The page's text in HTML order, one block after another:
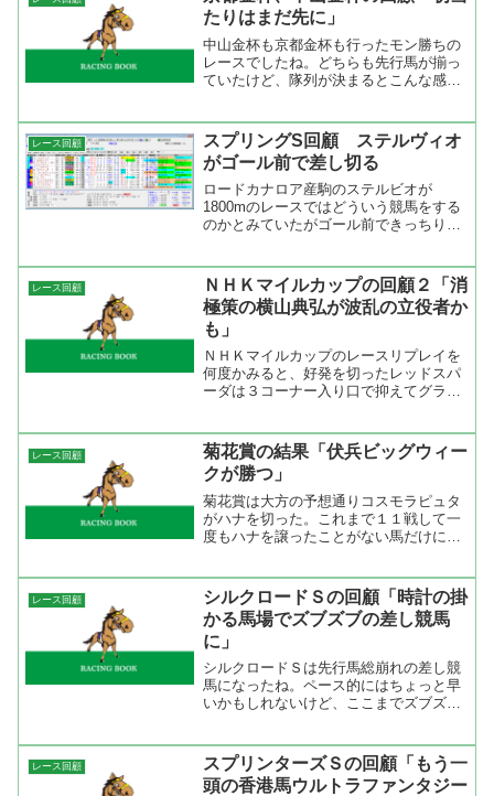
しいレースでしたね。レー...
たりはまだ先に」
中山金杯も京都金杯も行ったモン勝ちの
レースでしたね。どちらも先行馬が揃っ
ていたけど、隊列が決まるとこんな感じ
いなかった。初当たりは出なかったけど
本命馬の狙い方は悪くない...
レース回顧
スプリングS回顧 ステルヴィオ
がゴール前で差し切る
ロードカナロア産駒のステルビオが
1800mのレースではどういう競馬をする
のかとみていたがゴール前できっちり差
たのはコスモイグナーツ。この馬を行か
せてエポカドーロは2番手...
レース回顧
ＮＨＫマイルカップの回顧２「消
極策の横山典弘が波乱の立役者か
も」
ＮＨＫマイルカップのレースリプレイを
何度かみると、好発を切ったレッドスパ
ーダは３コーナー入り口で抑えてグラン
しれないが、レッドスパーダが控えたお
かげでその前にいるグラン...
レース回顧
菊花賞の結果「伏兵ビッグウィー
クが勝つ」
菊花賞は大方の予想通りコスモラピュタ
がハナを切った。これまで１１戦して一
度もハナを譲ったことがない馬だけに行
とでスローペースの逃げに。 向正面で
後続を引き離したビッグウィ...
レース回顧
シルクロードＳの回顧「時計の掛
かる馬場でズブズブの差し競馬
に」
シルクロードＳは先行馬総崩れの差し競
馬になったね。ペース的にはちょっと早
いかもしれないけど、ここまでズブズブ
して行ったからで、スプリングソングや
ウエスタンダンサーは無理...
レース回顧
スプリンターズＳの回顧「もう一
頭の香港馬ウルトラファンタジー